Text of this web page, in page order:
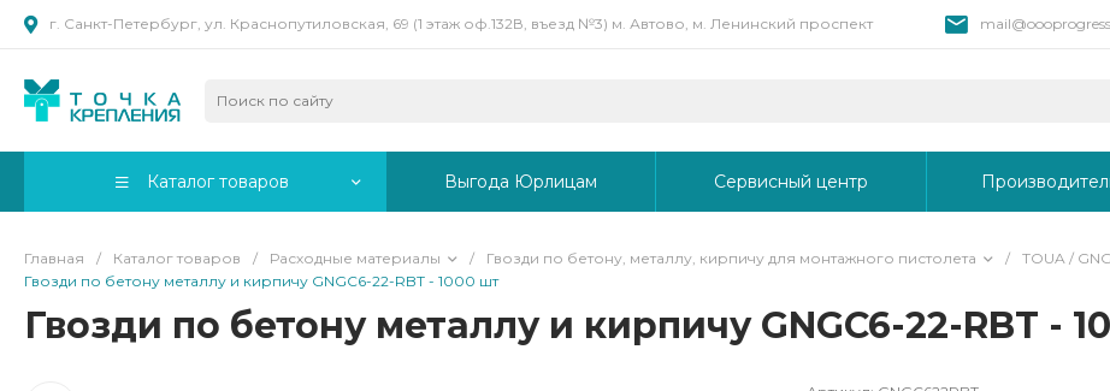
г. Санкт-Петербург, ул. Краснопутиловская, 69 (1 этаж оф.132В, въезд №3) м. Автово, м. Ленинский проспект
Каталог товаров Выгода Юрлицам Сервисный центр
Главная / Каталог товаров / Расходные материалы / Гвозди по бетону, металлу, кирпичу для монтажного пистолета / TOUA / GNG
Гвозди по бетону металлу и кирпичу GNGC6-22-RBT - 1000 шт
Гвозди по бетону металлу и кирпичу GNGC6-22-RBT -